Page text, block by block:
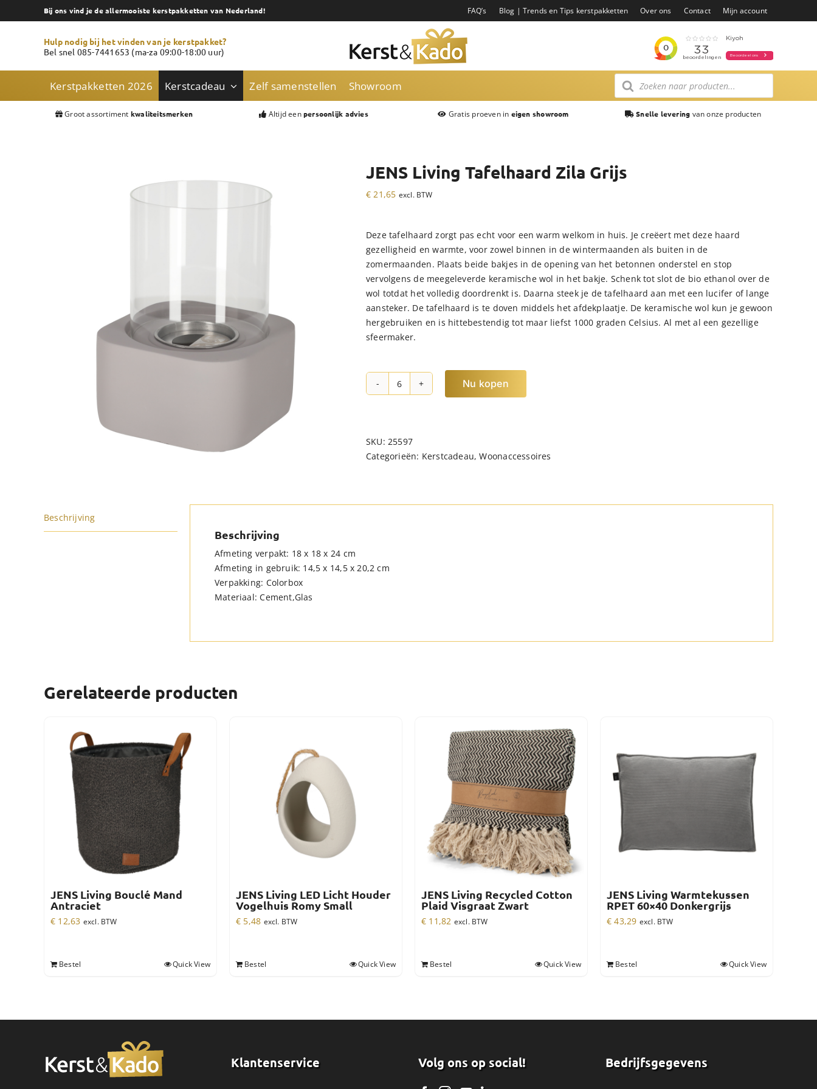
to
Bij ons vind je de allermooiste kerstpakketten van Nederland! FAQ’s Blog | Trends en Tips kerstpakketten Over ons Contact Mijn account
Hulp nodig bij het vinden van je kerstpakket?
Bel snel 085-7441653 (ma-za 09:00-18:00 uur)
Kerstpakketten 2026 Kerstcadeau Zelf samenstellen Showroom
Producten
zoeken
Groot assortiment kwaliteitsmerken Altijd een persoonlijk advies Gratis proeven in eigen showroom Snelle levering van onze producten
JENS Living Tafelhaard Zila Grijs
€ 21,65 excl. BTW
Deze tafelhaard zorgt pas echt voor een warm welkom in huis. Je creëert met deze haard
gezelligheid en warmte, voor zowel binnen in de wintermaanden als buiten in de
zomermaanden. Plaats beide bakjes in de opening van het betonnen onderstel en stop
vervolgens de meegeleverde keramische wol in het bakje. Schenk tot slot de bio ethanol over de
wol totdat het volledig doordrenkt is. Daarna steek je de tafelhaard aan met een lucifer of lange
aansteker. De tafelhaard is te doven middels het afdekplaatje. De keramische wol kun je gewoon
hergebruiken en is hittebestendig tot maar liefst 1000 graden Celsius. Al met al een gezellige
sfeermaker.
JENS
Grijs
hoeveelheid
Nu kopen
SKU:25597
Categorieën: Kerstcadeau,Woonaccessoires
Beschrijving
Beschrijving
Afmeting verpakt: 18 x 18 x 24 cm
Afmeting in gebruik: 14,5 x 14,5 x 20,2 cm
Verpakking: Colorbox
Materiaal: Cement,Glas
Gerelateerde producten
JENS Living Bouclé Mand
Antraciet
€ 12,63 excl. BTW
Bestel Quick View
JENS Living LED Licht Houder
Vogelhuis Romy Small
€ 5,48 excl. BTW
Bestel Quick View
JENS Living Recycled Cotton
Plaid Visgraat Zwart
€ 11,82 excl. BTW
Bestel Quick View
JENS Living Warmtekussen
RPET 60×40 Donkergrijs
€ 43,29 excl. BTW
Bestel Quick View
Klantenservice Volg ons op social! Bedrijfsgegevens